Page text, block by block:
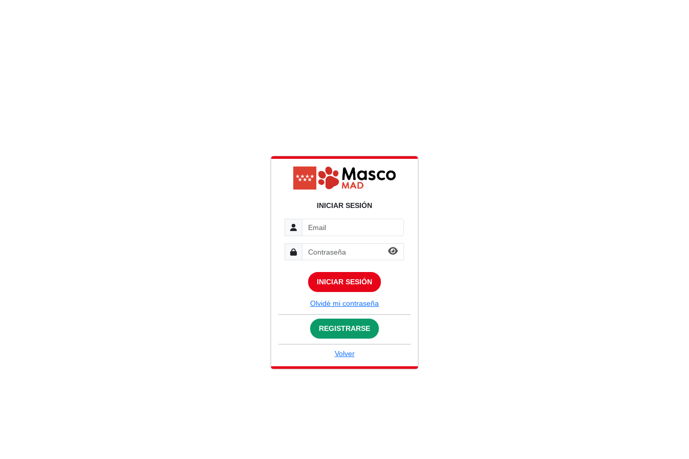
INICIAR SESIÓN
INICIAR SESIÓN
Olvidé mi contraseña
REGISTRARSE
Volver